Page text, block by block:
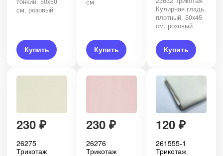
см, розовый
Купить
см
Купить
Кулирная гладь,
плотный, 50x45
см, розовый
Купить
230 ₽
26275
Трикотаж
230 ₽
26276
Трикотаж
120 ₽
261555-1
Трикотаж